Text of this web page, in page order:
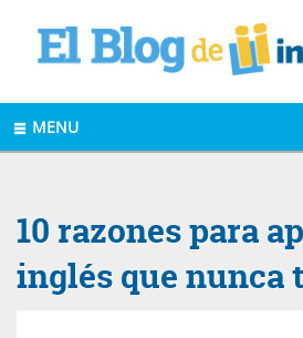
MENU
10 razones para
inglés que nunca